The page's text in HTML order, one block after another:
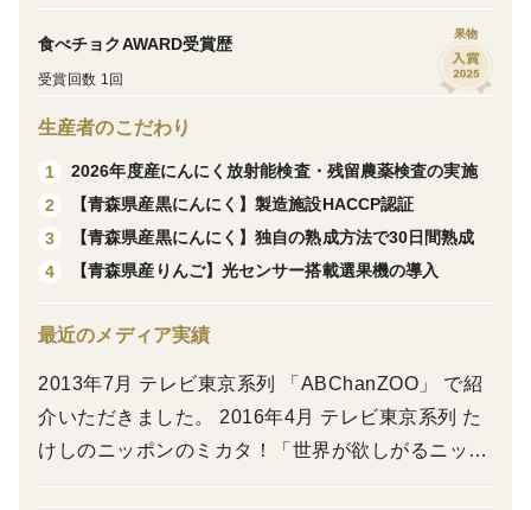
甘くてシャキシャキとした食感。
子供から大人まで、幅広い層に人気のりんごです。
名入れ不可となります。
食べチョクAWARD受賞歴
受賞回数 1回
果物
生産者のこだわり
1
2026年度産にんにく放射能検査・残留農薬検査の実施
2
【青森県産黒にんにく】製造施設HACCP認証
3
【青森県産黒にんにく】独自の熟成方法で30日間熟成
4
【青森県産りんご】光センサー搭載選果機の導入
最近のメディア実績
2013年7月 テレビ東京系列 「ABChanZOO」 で紹
介いただきました。 2016年4月 テレビ東京系列 た
けしのニッポンのミカタ！「世界が欲しがるニッポ